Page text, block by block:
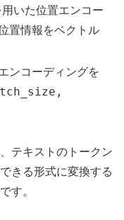
用いた位置エンコー
置情報をベクトル
ンコーディングを
テキストのトークン
きる形式に変換する
す。